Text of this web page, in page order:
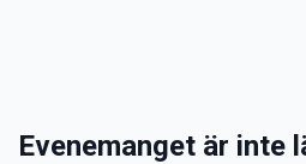
Evenemanget är inte